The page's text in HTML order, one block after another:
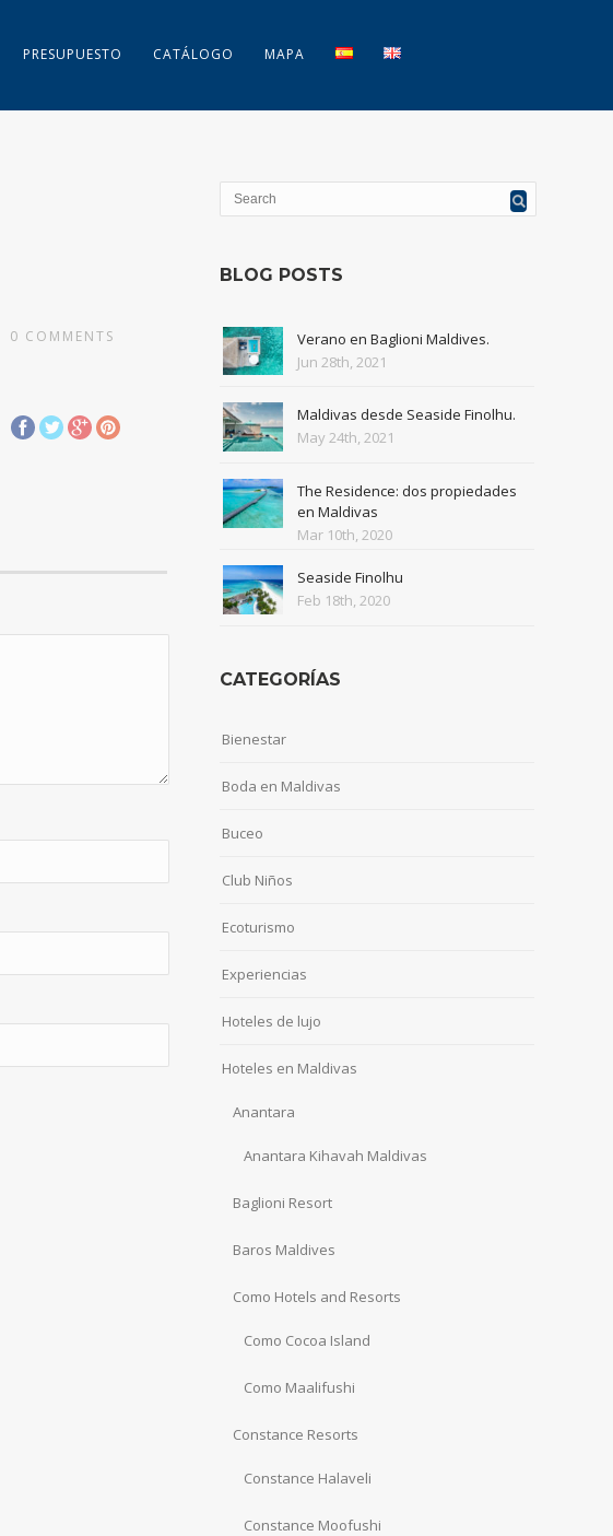
PRESUPUESTO CATÁLOGO MAPA
0 COMMENTS
BLOG POSTS
Verano en Baglioni Maldives.
Jun 28th, 2021
Maldivas desde Seaside Finolhu.
May 24th, 2021
The Residence: dos propiedades
en Maldivas
Mar 10th, 2020
Seaside Finolhu
Feb 18th, 2020
CATEGORÍAS
Bienestar
Boda en Maldivas
Buceo
Club Niños
Ecoturismo
Experiencias
Hoteles de lujo
Hoteles en Maldivas
Anantara
Anantara Kihavah Maldivas
Baglioni Resort
Baros Maldives
Como Hotels and Resorts
Como Cocoa Island
Como Maalifushi
Constance Resorts
Constance Halaveli
Constance Moofushi